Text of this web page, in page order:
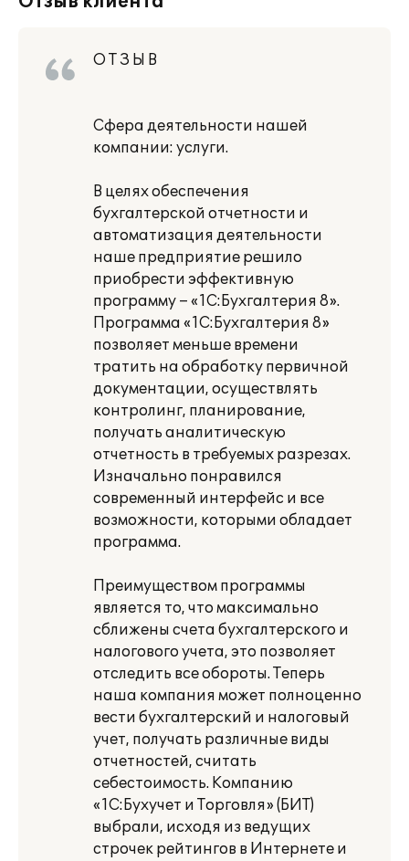
О Т З Ы В
Сфера деятельности нашей
компании: услуги.
В целях обеспечения
бухгалтерской отчетности и
автоматизация деятельности
наше предприятие решило
приобрести эффективную
программу – «1С:Бухгалтерия 8».
Программа «1С:Бухгалтерия 8»
позволяет меньше времени
тратить на обработку первичной
документации, осуществлять
контролинг, планирование,
получать аналитическую
отчетность в требуемых разрезах.
Изначально понравился
современный интерфейс и все
возможности, которыми обладает
программа.
Преимуществом программы
является то, что максимально
сближены счета бухгалтерского и
налогового учета, это позволяет
отследить все обороты. Теперь
наша компания может полноценно
вести бухгалтерский и налоговый
учет, получать различные виды
отчетностей, считать
себестоимость. Компанию
«1С:Бухучет и Торговля» (БИТ)
выбрали, исходя из ведущих
строчек рейтингов в Интернете и